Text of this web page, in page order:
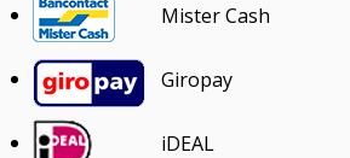
Mister Cash
Giropay
iDEAL